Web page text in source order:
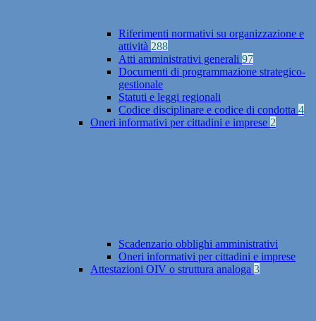
Riferimenti normativi su organizzazione e
attività 288
Atti amministrativi generali 97
Documenti di programmazione strategico-
gestionale
Statuti e leggi regionali
Codice disciplinare e codice di condotta 4
Oneri informativi per cittadini e imprese 2
Scadenzario obblighi amministrativi
Oneri informativi per cittadini e imprese
Attestazioni OIV o struttura analoga 3